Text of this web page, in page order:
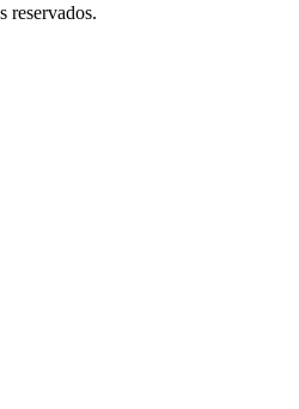
reservados.